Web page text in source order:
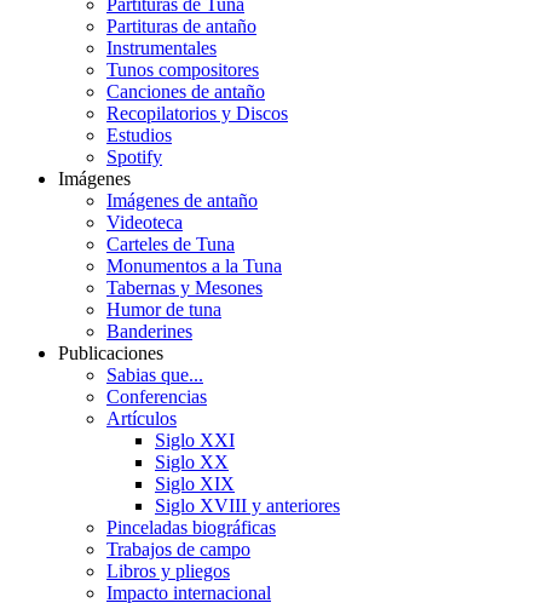
Partituras de Tuna
Partituras de antaño
Instrumentales
Tunos compositores
Canciones de antaño
Recopilatorios y Discos
Estudios
Spotify
Imágenes
Imágenes de antaño
Videoteca
Carteles de Tuna
Monumentos a la Tuna
Tabernas y Mesones
Humor de tuna
Banderines
Publicaciones
Sabias que...
Conferencias
Artículos
Siglo XXI
Siglo XX
Siglo XIX
Siglo XVIII y anteriores
Pinceladas biográficas
Trabajos de campo
Libros y pliegos
Impacto internacional